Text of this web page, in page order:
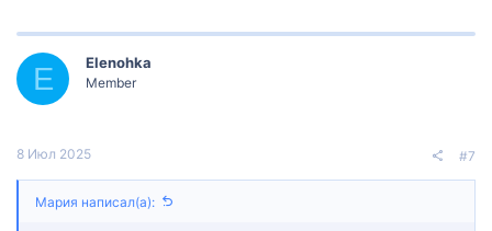
E Elenohka
Member
8 Июл 2025 #7
Мария написал(а):